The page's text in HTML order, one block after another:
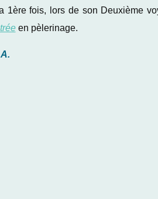
1ère fois, lors de son Deuxième
en pèlerinage.